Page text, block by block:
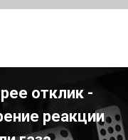
отклик -
реакции